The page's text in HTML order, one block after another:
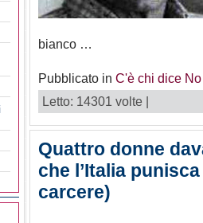
bianco …
Pubblicato in C'è chi dice No
Letto: 14301 volte |
Quattro donne
che l’Italia
carcere)